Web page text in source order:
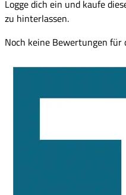
Logge dich ein und kaufe
zu hinterlassen.
Noch keine Bewertungen für